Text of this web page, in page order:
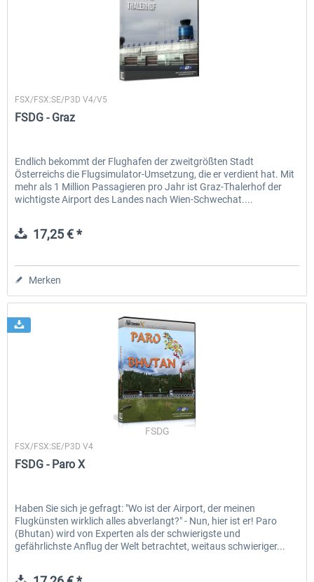
FSX/FSX:SE/P3D V4/V5
FSDG - Graz
Endlich bekommt der Flughafen der zweitgrößten Stadt
Österreichs die Flugsimulator-Umsetzung, die er verdient hat. Mit
mehr als 1 Million Passagieren pro Jahr ist Graz-Thalerhof der
wichtigste Airport des Landes nach Wien-Schwechat....
17,25 € *
Merken
FSDG
FSX/FSX:SE/P3D V4
FSDG - Paro X
Haben Sie sich je gefragt: "Wo ist der Airport, der meinen
Flugkünsten wirklich alles abverlangt?" - Nun, hier ist er! Paro
(Bhutan) wird von Experten als der schwierigste und
gefährlichste Anflug der Welt betrachtet, weitaus schwieriger...